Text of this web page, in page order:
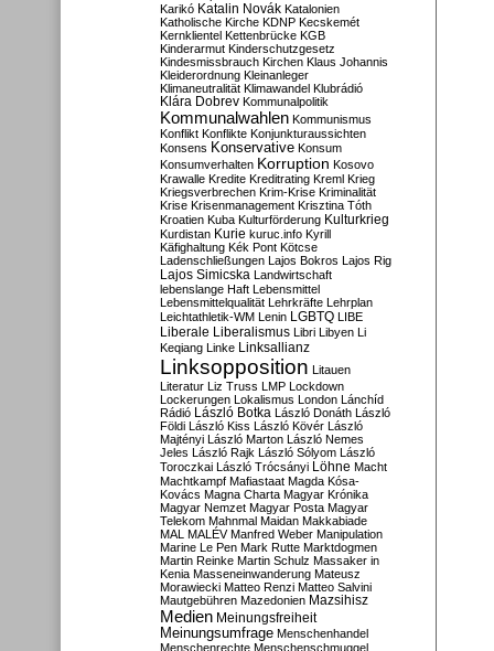
Karikó Katalin Novák Katalonien
Katholische Kirche KDNP Kecskemét
Kernklientel Kettenbrücke KGB
Kinderarmut Kinderschutzgesetz
Kindesmissbrauch Kirchen Klaus Johannis
Kleiderordnung Kleinanleger
Klimaneutralität Klimawandel Klubrádió
Klára Dobrev Kommunalpolitik
Kommunalwahlen Kommunismus
Konflikt Konflikte Konjunkturaussichten
Konsens Konservative Konsum
Konsumverhalten Korruption Kosovo
Krawalle Kredite Kreditrating Kreml Krieg
Kriegsverbrechen Krim-Krise Kriminalität
Krise Krisenmanagement Krisztina Tóth
Kroatien Kuba Kulturförderung Kulturkrieg
Kurdistan Kurie kuruc.info Kyrill
Käfighaltung Kék Pont Kötcse
Ladenschließungen Lajos Bokros Lajos Rig
Lajos Simicska Landwirtschaft
lebenslange Haft Lebensmittel
Lebensmittelqualität Lehrkräfte Lehrplan
Leichtathletik-WM Lenin LGBTQ LIBE
Liberale Liberalismus Libri Libyen Li
Keqiang Linke Linksallianz
Linksopposition Litauen
Literatur Liz Truss LMP Lockdown
Lockerungen Lokalismus London Lánchíd
Rádió
László Botka László Donáth László
Földi László Kiss László Kövér László
Majtényi László Marton László Nemes
Jeles László Rajk László Sólyom László
Toroczkai László Trócsányi Löhne Macht
Machtkampf Mafiastaat Magda Kósa-
Kovács Magna Charta Magyar Krónika
Magyar Nemzet Magyar Posta Magyar
Telekom Mahnmal Maidan Makkabiade
MAL MALÉV Manfred Weber Manipulation
Marine Le Pen Mark Rutte Marktdogmen
Martin Reinke Martin Schulz Massaker in
Kenia Masseneinwanderung Mateusz
Morawiecki Matteo Renzi Matteo Salvini
Mautgebühren Mazedonien Mazsihisz
Medien Meinungsfreiheit
Meinungsumfrage Menschenhandel
Menschenrechte Menschenschmuggel